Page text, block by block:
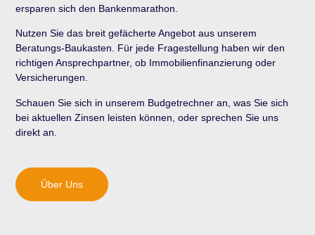
ersparen sich den Bankenmarathon.
Nutzen Sie das breit gefächerte Angebot aus unserem
Beratungs-Baukasten. Für jede Fragestellung haben wir den
richtigen Ansprechpartner, ob Immobilienfinanzierung oder
Versicherungen.
Schauen Sie sich in unserem Budgetrechner an, was Sie sich
bei aktuellen Zinsen leisten können, oder sprechen Sie uns
direkt an.
Über Uns